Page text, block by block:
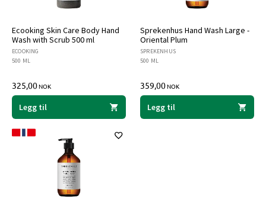
Ecooking Skin Care Body Hand
Wash with Scrub 500 ml
ECOOKING
500 ML
325,00NOK
Legg til
Sprekenhus Hand Wash Large -
Oriental Plum
SPREKENHUS
500 ML
359,00NOK
Legg til